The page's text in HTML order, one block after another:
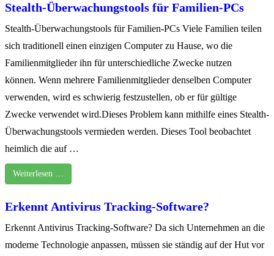
Stealth-Überwachungstools für Familien-PCs
Stealth-Überwachungstools für Familien-PCs Viele Familien teilen
sich traditionell einen einzigen Computer zu Hause, wo die
Familienmitglieder ihn für unterschiedliche Zwecke nutzen
können. Wenn mehrere Familienmitglieder denselben Computer
verwenden, wird es schwierig festzustellen, ob er für gültige
Zwecke verwendet wird.Dieses Problem kann mithilfe eines Stealth-
Überwachungstools vermieden werden. Dieses Tool beobachtet
heimlich die auf …
Weiterlesen …
Erkennt Antivirus Tracking-Software?
Erkennt Antivirus Tracking-Software? Da sich Unternehmen an die
moderne Technologie anpassen, müssen sie ständig auf der Hut vor